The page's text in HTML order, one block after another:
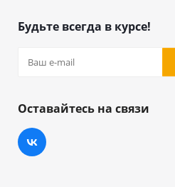
Будьте всегда в курсе!
Оставайтесь на связи